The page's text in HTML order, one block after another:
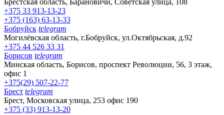
+375 33 913-13-23
+375 (163) 63-13-33
Бобруйск telegram
Могилёвская область, г.Бобруйск, ул.Октябрьская, д.92
+375 44 526 33 31
Борисов telegram
Минская область, Борисов, проспект Революции, 56, 3 этаж,
офис 1
+375(29) 507-22-77
Брест telegram
Брест, Московская улица, 253 офис 190
+375 (33) 913-13-20